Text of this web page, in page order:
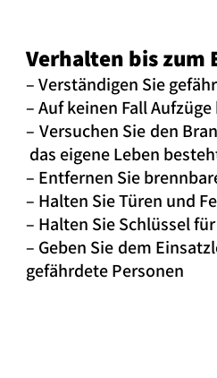
Verhalten bis zum
– Verständigen Sie
– Auf keinen Fall
– Versuchen Sie den
das eigene Leben
– Entfernen Sie
– Halten Sie Türen und
– Halten Sie Schlüssel
– Geben Sie dem
gefährdete Personen